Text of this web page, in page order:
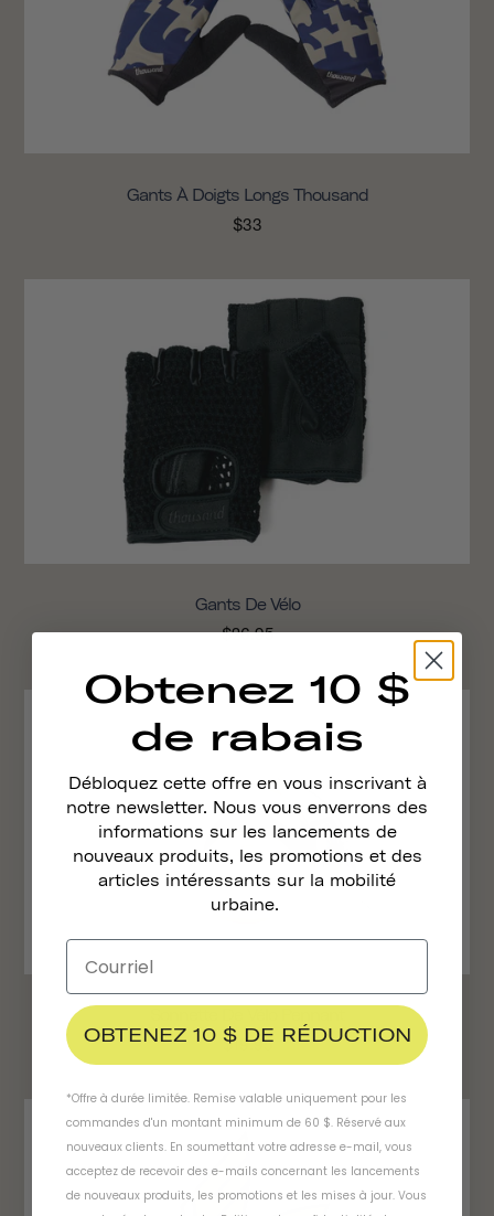
Gants À Doigts Longs Thousand
$33
Gants De Vélo
$26.95
$19.95
Obtenez 10 $
de rabais
Débloquez cette offre en vous inscrivant à
notre newsletter. Nous vous enverrons des
informations sur les lancements de
nouveaux produits, les promotions et des
articles intéressants sur la mobilité
urbaine.
OBTENEZ 10 $ DE RÉDUCTION
*Offre à durée limitée. Remise valable uniquement pour les
commandes d'un montant minimum de 60 $. Réservé aux
nouveaux clients. En soumettant votre adresse e-mail, vous
acceptez de recevoir des e-mails concernant les lancements
de nouveaux produits, les promotions et les mises à jour. Vous